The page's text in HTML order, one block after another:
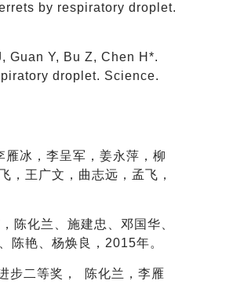
by respiratory droplet.
Guan Y, Bu Z, Chen H*.
droplet. Science.
冰，李呈军，姜永萍，柳
，王广文，曲志远，孟飞，
陈化兰、施建忠、邓国华、
陈艳、杨焕良，2015年。
步二等奖， 陈化兰，李雁